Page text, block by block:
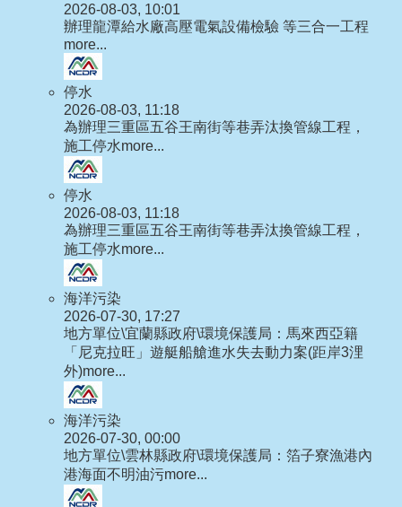
2026-08-03, 10:01
辦理龍潭給水廠高壓電氣設備檢驗 等三合一工程
more...
停水
2026-08-03, 11:18
為辦理三重區五谷王南街等巷弄汰換管線工程，
施工停水more...
停水
2026-08-03, 11:18
為辦理三重區五谷王南街等巷弄汰換管線工程，
施工停水more...
海洋污染
2026-07-30, 17:27
地方單位\宜蘭縣政府\環境保護局：馬來西亞籍
「尼克拉旺」遊艇船艙進水失去動力案(距岸3浬
外)more...
海洋污染
2026-07-30, 00:00
地方單位\雲林縣政府\環境保護局：箔子寮漁港內
港海面不明油污more...